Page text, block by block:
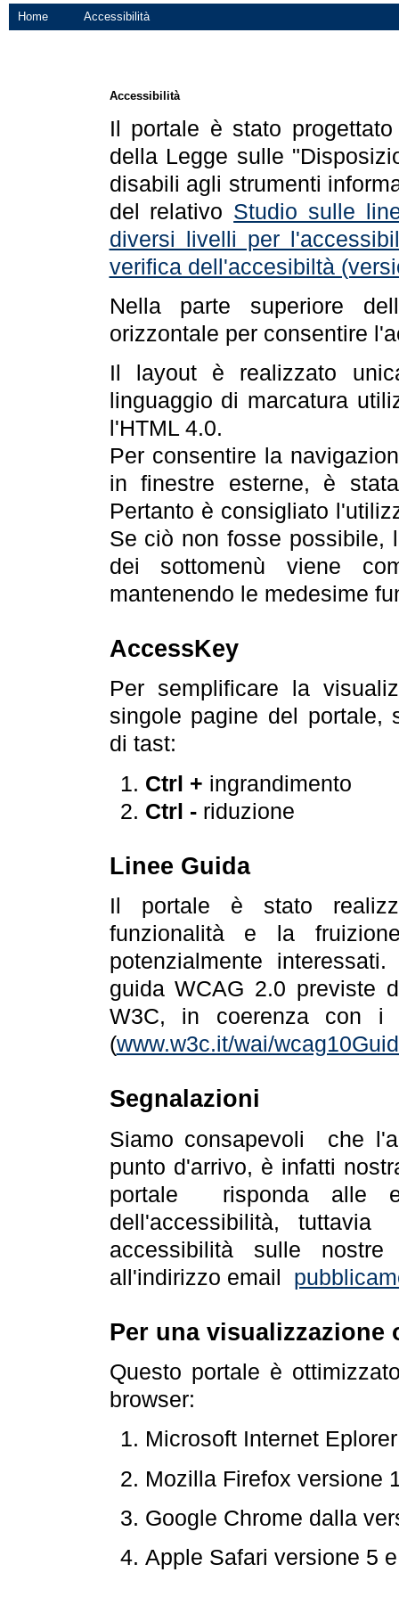
Home Accessibilità
Accessibilità
Il portale è stato
della Legge sulle
disabili agli strumenti
del relativo Studio sulle
diversi livelli per
verifica dell'accesibiltà
Nella parte superiore
orizzontale per consentire
Il layout è realizzato
linguaggio di marcatura
l'HTML 4.0.
Per consentire la
in finestre esterne, è
Pertanto è consigliato
Se ciò non fosse possibile,
dei sottomenù viene
mantenendo le medesime
AccessKey
Per semplificare la
singole pagine del portale,
di tast:
Ctrl + ingrandimento
Ctrl -riduzione
Linee Guida
Il portale è stato
funzionalità e la
potenzialmente
guida WCAG 2.0 previste
W3C, in coerenza con i
(www.w3c.it/wai/
Segnalazioni
Siamo consapevoli che
punto d'arrivo, è infatti
portale risponda alle
dell'accessibilità,
accessibilità sulle
all'indirizzo email
Per una visualizzazione
Questo portale è
browser:
Microsoft Internet
Mozilla Firefox versione
Google Chrome dalla
Apple Safari versione 5